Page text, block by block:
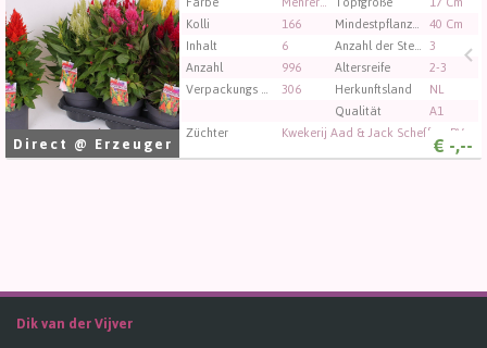
Direct @ Erzeuger
Kolli
166 Mindestpflanzenhöhe
40 Cm
Inhalt
6 Anzahl der Stecklinge/Pflanzen pro Topf
3
Anzahl
996 Altersreife
2-3
306 Herkunftsland
NL
Qualität
A1
Züchter
Kwekerij Aad & Jack Scheffers BV
€ -,--
Klicken Sie hier, um sich einzuloggen.
Dik van der Vijver